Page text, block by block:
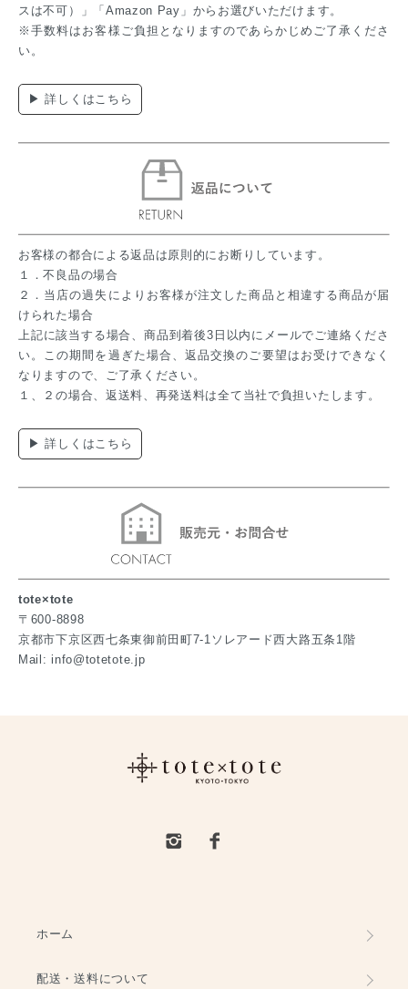
スは不可）」「Amazon Pay」からお選びいただけます。
※手数料はお客様ご負担となりますのであらかじめご了承くださ
い。
▶ 詳しくはこちら
お客様の都合による返品は原則的にお断りしています。
１．不良品の場合
２．当店の過失によりお客様が注文した商品と相違する商品が届
けられた場合
上記に該当する場合、商品到着後3日以内にメールでご連絡くださ
い。この期間を過ぎた場合、返品交換のご要望はお受けできなく
なりますので、ご了承ください。
１、２の場合、返送料、再発送料は全て当社で負担いたします。
▶ 詳しくはこちら
tote×tote
〒600-8898
京都市下京区西七条東御前田町7-1ソレアード西大路五条1階
Mail: info@totetote.jp
ホーム
配送・送料について